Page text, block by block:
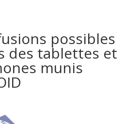
possibles
des tablettes et
munis